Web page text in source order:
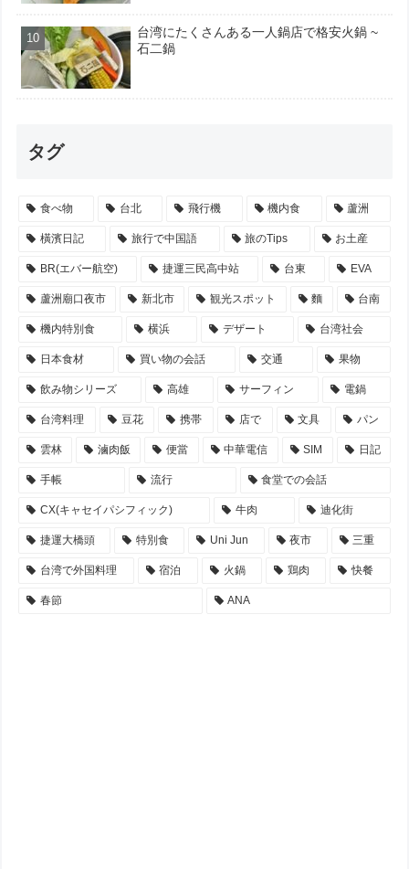
台湾にたくさんある一人鍋店で格安火鍋 ~
石二鍋
タグ
食べ物 台北 飛行機 機内食 蘆洲
橫濱日記 旅行で中国語 旅のTips お土産
BR(エバー航空) 捷運三民高中站 台東 EVA
蘆洲廟口夜市 新北市 観光スポット 麵 台南
機内特別食 横浜 デザート 台湾社会
日本食材 買い物の会話 交通 果物
飲み物シリーズ 高雄 サーフィン 電鍋
台湾料理 豆花 携帯 店で 文具 パン
雲林 滷肉飯 便當 中華電信 SIM 日記
手帳 流行 食堂での会話
CX(キャセイパシフィック) 牛肉 迪化街
捷運大橋頭 特別食 Uni Jun 夜市 三重
台湾で外国料理 宿泊 火鍋 鶏肉 快餐
春節 ANA